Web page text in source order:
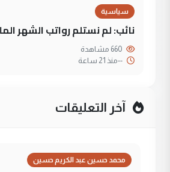
سياسية
نائب: لم نستلم رواتب الشهر
--منذ 21 ساعة
آخر التعليقات
محمد حسين عبد الكريم حسين